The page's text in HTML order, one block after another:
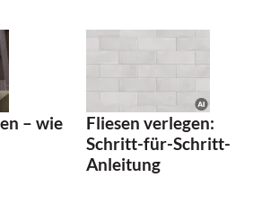
– wie
Fliesen verlegen:
Schritt-für-Schritt-
Anleitung